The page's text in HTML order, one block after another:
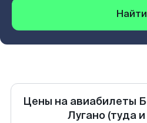
Найти
Цены на авиабилеты
Лугано (туда